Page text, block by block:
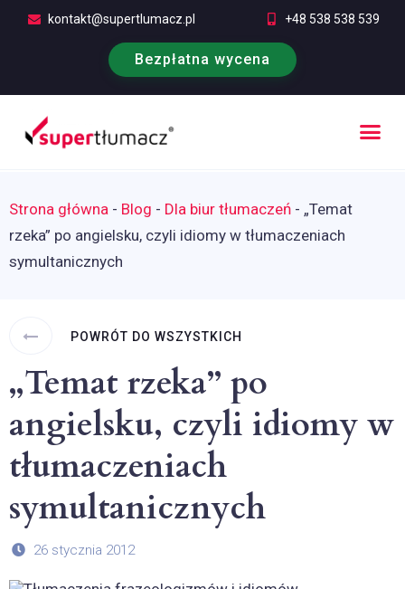
kontakt@supertlumacz.pl +48 538 538 539
Bezpłatna wycena
Strona główna - Blog - Dla biur tłumaczeń - „Temat
rzeka” po angielsku, czyli idiomy w tłumaczeniach
symultanicznych
POWRÓT DO WSZYSTKICH
„Temat rzeka” po
angielsku, czyli idiomy w
tłumaczeniach
symultanicznych
26 stycznia 2012